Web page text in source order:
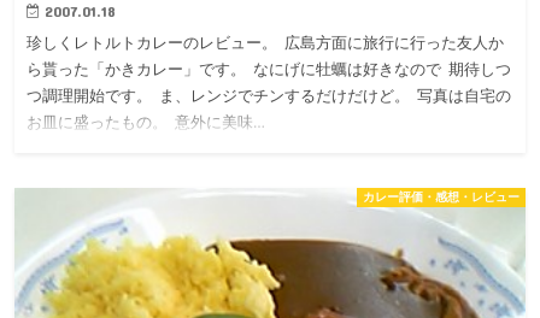
2007.01.18
珍しくレトルトカレーのレビュー。 広島方面に旅行に行った友人か
ら貰った「かきカレー」です。 なにげに牡蠣は好きなので 期待しつ
つ調理開始です。 ま、レンジでチンするだけだけど。 写真は自宅の
お皿に盛ったもの。 意外に美味…
カレー評価・感想・レビュー